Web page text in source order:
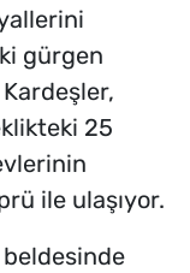
gürgen
25
ile ulaşıyor.
beldesinde